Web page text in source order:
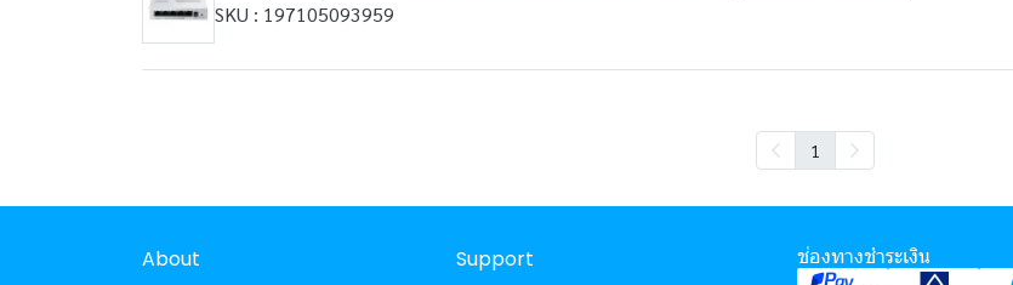
SKU : 197105093959
1
About
Support
ช่องทางชำระเงิน